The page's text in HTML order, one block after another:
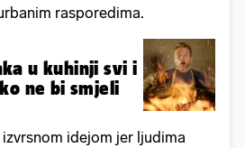
rasporedima.
u kuhinji svi i
ne bi smjeli
idejom jer ljudima